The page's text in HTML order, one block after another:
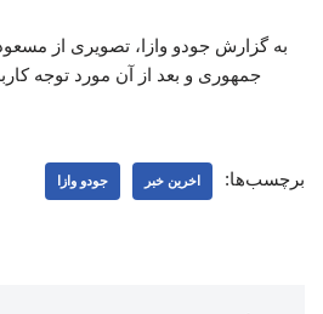
به گزارش جودو وازا، تصویری از
جمهوری و بعد از آن مورد توجه
برچسب‌ها: اخرین خبر جودو وازا